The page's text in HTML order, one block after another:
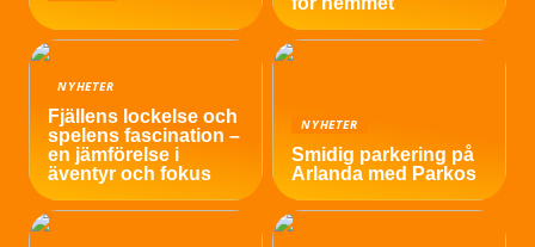
NYHETER
Fjällens lockelse och
spelens fascination –
en jämförelse i
äventyr och fokus
NYHETER
Smidig parkering på
Arlanda med Parkos